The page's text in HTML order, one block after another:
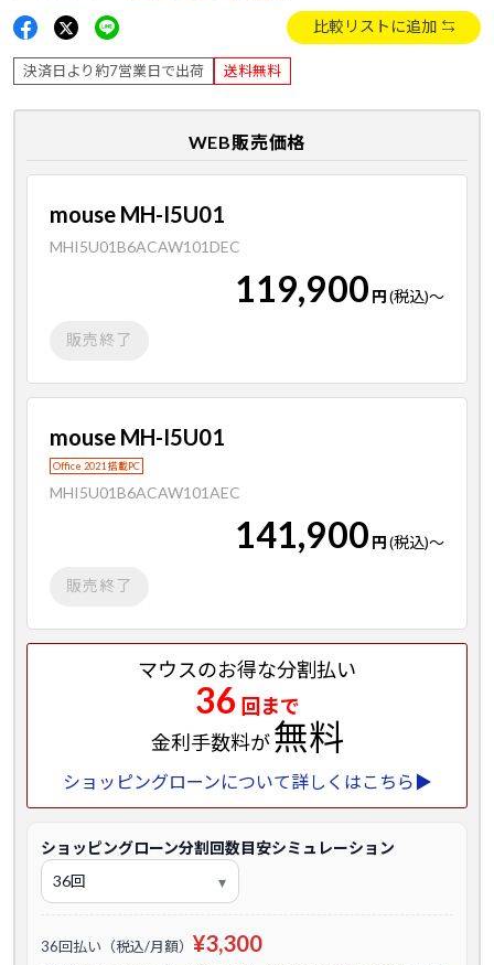
比較リストに追加
決済日より約7営業日で出荷 送料無料
WEB販売価格
mouse MH-I5U01
MHI5U01B6ACAW101DEC
119,900 円(税込)～
販売終了
mouse MH-I5U01
Office 2021 搭載PC
MHI5U01B6ACAW101AEC
141,900 円(税込)～
販売終了
マウスのお得な分割払い
36 回まで
金利手数料が無料
ショッピングローンについて詳しくはこちら▶
ショッピングローン分割回数目安シミュレーション
36回払い（税込/月額） ¥3,300